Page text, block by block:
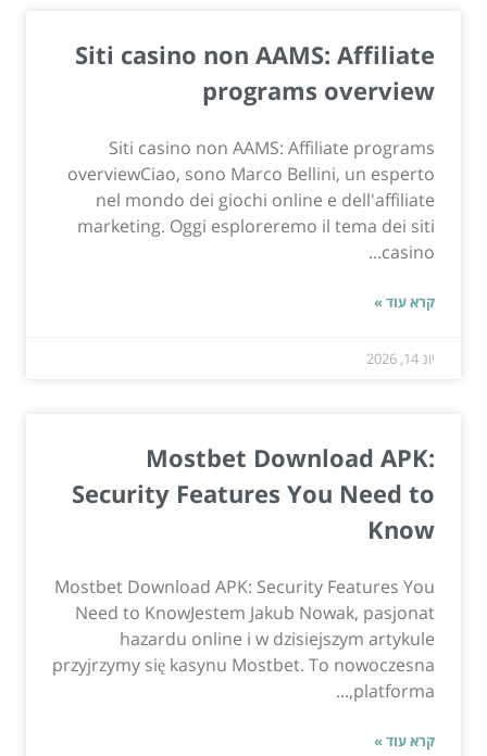
Siti casino non AAMS: Affiliate
programs overview
Siti casino non AAMS: Affiliate programs
overviewCiao, sono Marco Bellini, un esperto
nel mondo dei giochi online e dell'affiliate
marketing. Oggi esploreremo il tema dei siti
casino...
קרא עוד »
יונ 14, 2026
Mostbet Download APK:
Security Features You Need to
Know
Mostbet Download APK: Security Features You
Need to KnowJestem Jakub Nowak, pasjonat
hazardu online i w dzisiejszym artykule
przyjrzymy się kasynu Mostbet. To nowoczesna
platforma,...
קרא עוד »